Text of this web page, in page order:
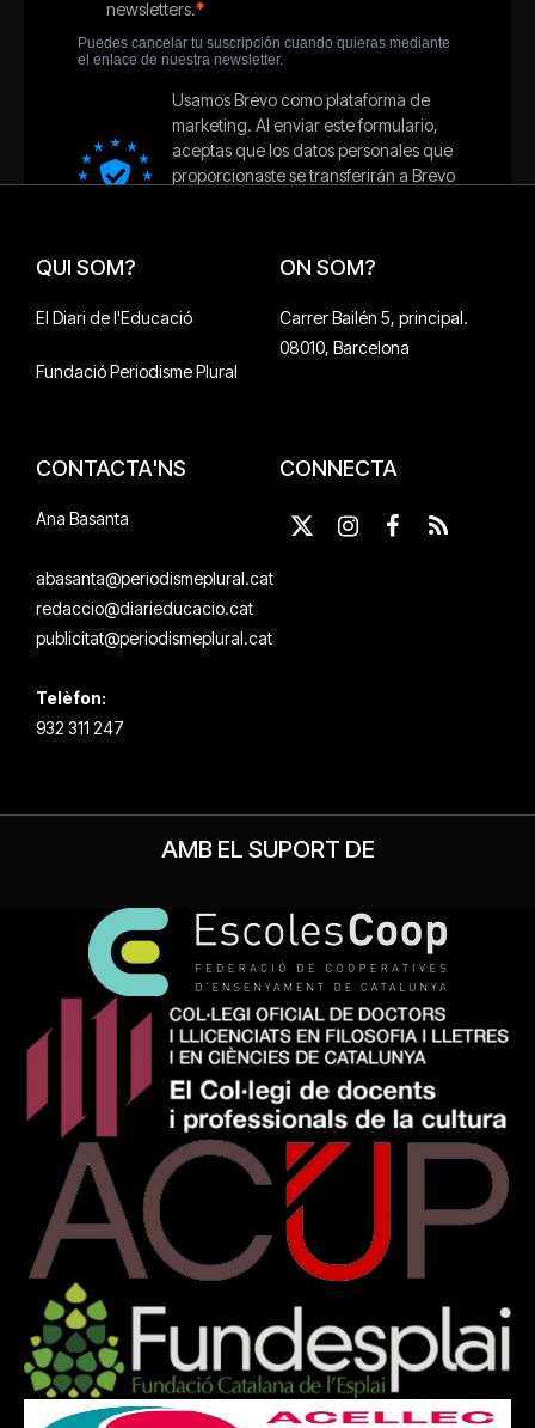
QUI SOM?
El Diari de l'Educació
Fundació Periodisme Plural
ON SOM?
Carrer Bailén 5, principal.
08010, Barcelona
CONTACTA'NS
Ana Basanta
abasanta@periodismeplural.cat
redaccio@diarieducacio.cat
publicitat@periodismeplural.cat
Telèfon:
932 311 247
CONNECTA
X
InstagramFacebook
RSS
AMB EL SUPORT DE